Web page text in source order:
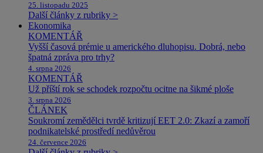
25. listopadu 2025
Další články z rubriky >
Ekonomika
KOMENTÁŘ
Vyšší časová prémie u amerického dluhopisu. Dobrá, nebo
špatná zpráva pro trhy?
4. srpna 2026
KOMENTÁŘ
Už příští rok se schodek rozpočtu ocitne na šikmé ploše
3. srpna 2026
ČLÁNEK
Soukromí zemědělci tvrdě kritizují EET 2.0: Zkazí a zamoří
podnikatelské prostředí nedůvěrou
24. července 2026